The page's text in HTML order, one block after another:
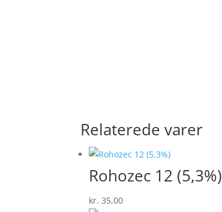
Relaterede varer
Rohozec 12 (5,3%)
kr. 35,00